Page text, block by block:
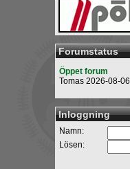
Forumstatus
Öppet forum
Tomas 2026-08-06
Inloggning
Namn:
Lösen: